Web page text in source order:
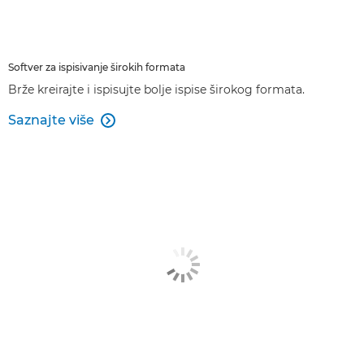
Softver za ispisivanje širokih formata
Brže kreirajte i ispisujte bolje ispise širokog formata.
Saznajte više 